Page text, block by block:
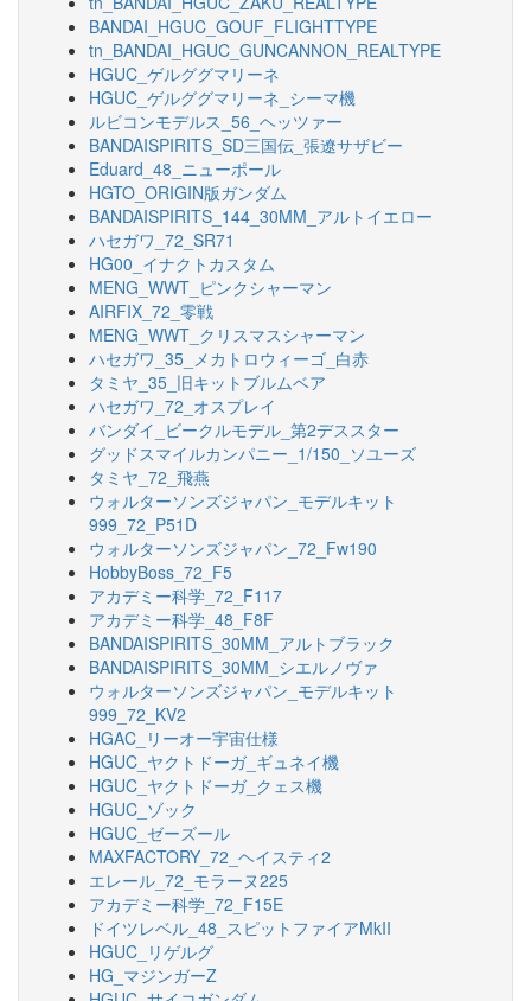
BANDAI_HGUC_GOUF_FLIGHTTYPE
tn_BANDAI_HGUC_GUNCANNON_REALTYPE
HGUC_ゲルググマリーネ
HGUC_ゲルググマリーネ_シーマ機
ルビコンモデルス_56_ヘッツァー
BANDAISPIRITS_SD三国伝_張遼サザビー
Eduard_48_ニューポール
HGTO_ORIGIN版ガンダム
BANDAISPIRITS_144_30MM_アルトイエロー
ハセガワ_72_SR71
HG00_イナクトカスタム
MENG_WWT_ピンクシャーマン
AIRFIX_72_零戦
MENG_WWT_クリスマスシャーマン
ハセガワ_35_メカトロウィーゴ_白赤
タミヤ_35_旧キットブルムベア
ハセガワ_72_オスプレイ
バンダイ_ビークルモデル_第2デススター
グッドスマイルカンパニー_1/150_ソユーズ
タミヤ_72_飛燕
ウォルターソンズジャパン_モデルキット
999_72_P51D
ウォルターソンズジャパン_72_Fw190
HobbyBoss_72_F5
アカデミー科学_72_F117
アカデミー科学_48_F8F
BANDAISPIRITS_30MM_アルトブラック
BANDAISPIRITS_30MM_シエルノヴァ
ウォルターソンズジャパン_モデルキット
999_72_KV2
HGAC_リーオー宇宙仕様
HGUC_ヤクトドーガ_ギュネイ機
HGUC_ヤクトドーガ_クェス機
HGUC_ゾック
HGUC_ゼーズール
MAXFACTORY_72_ヘイスティ2
エレール_72_モラーヌ225
アカデミー科学_72_F15E
ドイツレベル_48_スピットファイアMkII
HGUC_リゲルグ
HG_マジンガーZ